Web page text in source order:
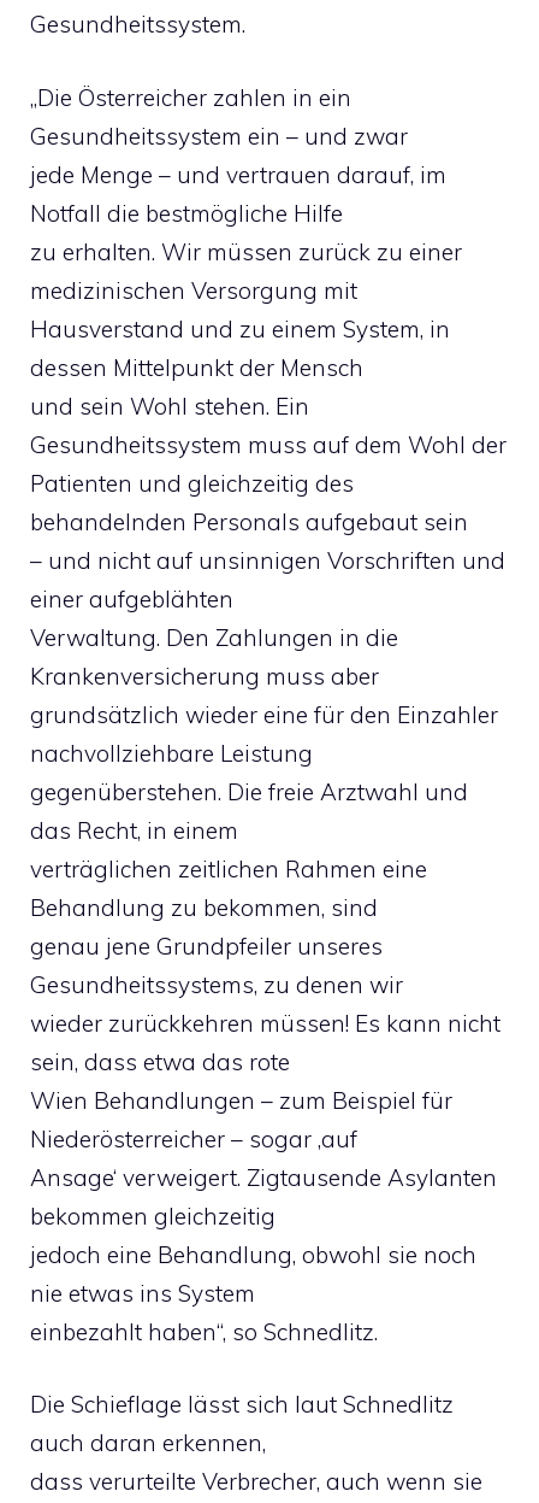
Gesundheitssystem.
„Die Österreicher zahlen in ein
Gesundheitssystem ein – und zwar
jede Menge – und vertrauen darauf, im
Notfall die bestmögliche Hilfe
zu erhalten. Wir müssen zurück zu einer
medizinischen Versorgung mit
Hausverstand und zu einem System, in
dessen Mittelpunkt der Mensch
und sein Wohl stehen. Ein
Gesundheitssystem muss auf dem Wohl der
Patienten und gleichzeitig des
behandelnden Personals aufgebaut sein
– und nicht auf unsinnigen Vorschriften und
einer aufgeblähten
Verwaltung. Den Zahlungen in die
Krankenversicherung muss aber
grundsätzlich wieder eine für den Einzahler
nachvollziehbare Leistung
gegenüberstehen. Die freie Arztwahl und
das Recht, in einem
verträglichen zeitlichen Rahmen eine
Behandlung zu bekommen, sind
genau jene Grundpfeiler unseres
Gesundheitssystems, zu denen wir
wieder zurückkehren müssen! Es kann nicht
sein, dass etwa das rote
Wien Behandlungen – zum Beispiel für
Niederösterreicher – sogar ‚auf
Ansage‘ verweigert. Zigtausende Asylanten
bekommen gleichzeitig
jedoch eine Behandlung, obwohl sie noch
nie etwas ins System
einbezahlt haben“, so Schnedlitz.
Die Schieflage lässt sich laut Schnedlitz
auch daran erkennen,
dass verurteilte Verbrecher, auch wenn sie